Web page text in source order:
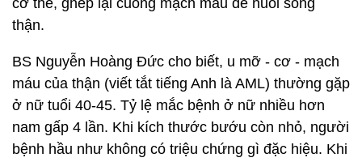
cơ thể, ghép lại cuống mạch máu để nuôi sống
thận.
BS Nguyễn Hoàng Đức cho biết, u mỡ - cơ - mạch
máu của thận (viết tắt tiếng Anh là AML) thường gặp
ở nữ tuổi 40-45. Tỷ lệ mắc bệnh ở nữ nhiều hơn
nam gấp 4 lần. Khi kích thước bướu còn nhỏ, người
bệnh hầu như không có triệu chứng gì đặc hiệu. Khi